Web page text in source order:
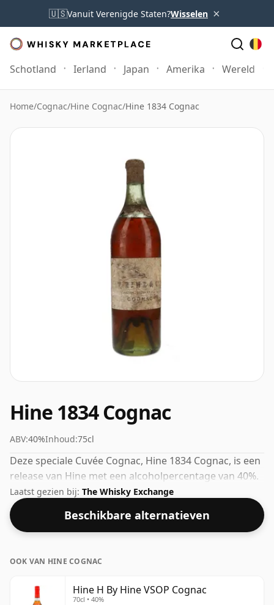
🇺🇸Vanuit Verenigde Staten?Wisselen ×
Schotland Ierland Japan Amerika Wereld
Home/Cognac/Hine Cognac/Hine 1834 Cognac
Hine 1834 Cognac
ABV:40%Inhoud:75cl
Deze speciale Cuvée Cognac, Hine 1834 Cognac, is een
release van Hine met een alcoholpercentage van 40%.
Laatst gezien bij: The Whisky Exchange
Beschikbare alternatieven
OOK VAN HINE COGNAC
Hine H By Hine VSOP Cognac
70cl • 40%